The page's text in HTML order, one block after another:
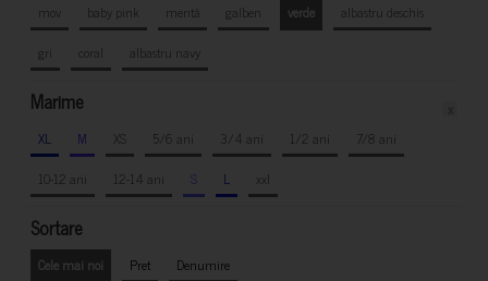
mov
baby pink mentă galben verde
albastru deschis
gri
coral albastru navy
Marime
XL M XS 5/6 ani 3/4 ani 1/2 ani
7/8 ani
10-12 ani
12-14 ani S L xxl
Sortare
Cele mai noi Pret Denumire